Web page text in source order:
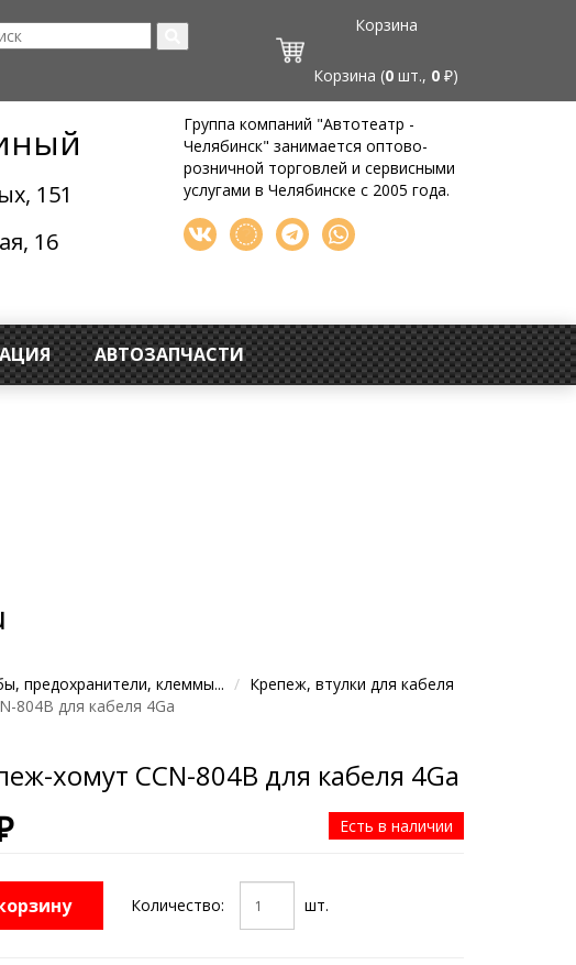
Корзина
Корзина (0 шт., 0 ₽)
151
16
Группа компаний "Автотеатр -
Челябинск" занимается оптово-
розничной торговлей и сервисными
услугами в Челябинске с 2005 года.
АВТОЗАПЧАСТИ
предохранители, клеммы...
Крепеж, втулки для кабеля
804B для кабеля 4Ga
хомут CCN-804B для кабеля 4Ga
Есть в наличии
Количество: шт.